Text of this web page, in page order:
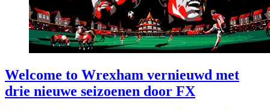
Welcome to Wrexham vernieuwd met
drie nieuwe seizoenen door FX